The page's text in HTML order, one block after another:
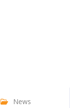
News